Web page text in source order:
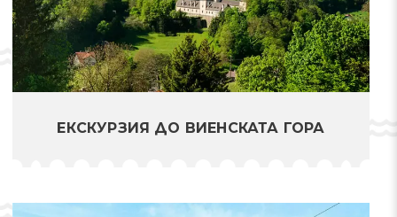
ЕКСКУРЗИЯ ДО ВИЕНСКАТА ГОРА